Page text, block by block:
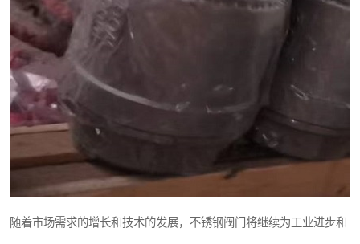
随着市场需求的增长和技术的发展，不锈钢阀门将继续为工业进步和